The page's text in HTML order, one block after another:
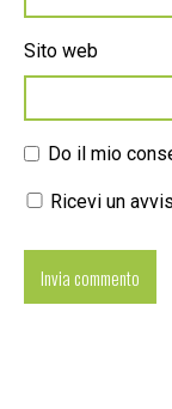
Sito web
Do il mio
Ricevi un